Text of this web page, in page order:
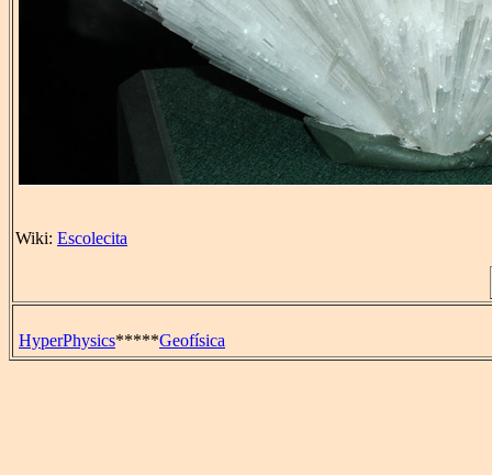
Wiki: Escolecita
HyperPhysics*****Geofísica